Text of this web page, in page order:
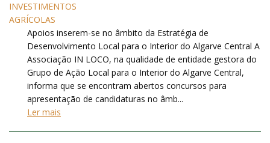
Apoios inserem-se no âmbito da Estratégia de
Desenvolvimento Local para o Interior do Algarve Central A
Associação IN LOCO, na qualidade de entidade gestora do
Grupo de Ação Local para o Interior do Algarve Central,
informa que se encontram abertos concursos para
apresentação de candidaturas no âmb...
Ler mais